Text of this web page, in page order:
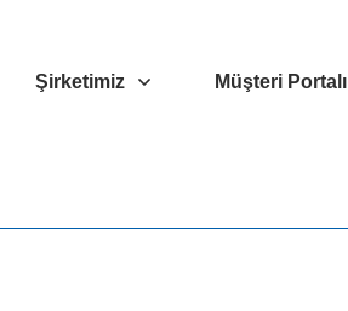
Şirketimiz Müşteri Portalı